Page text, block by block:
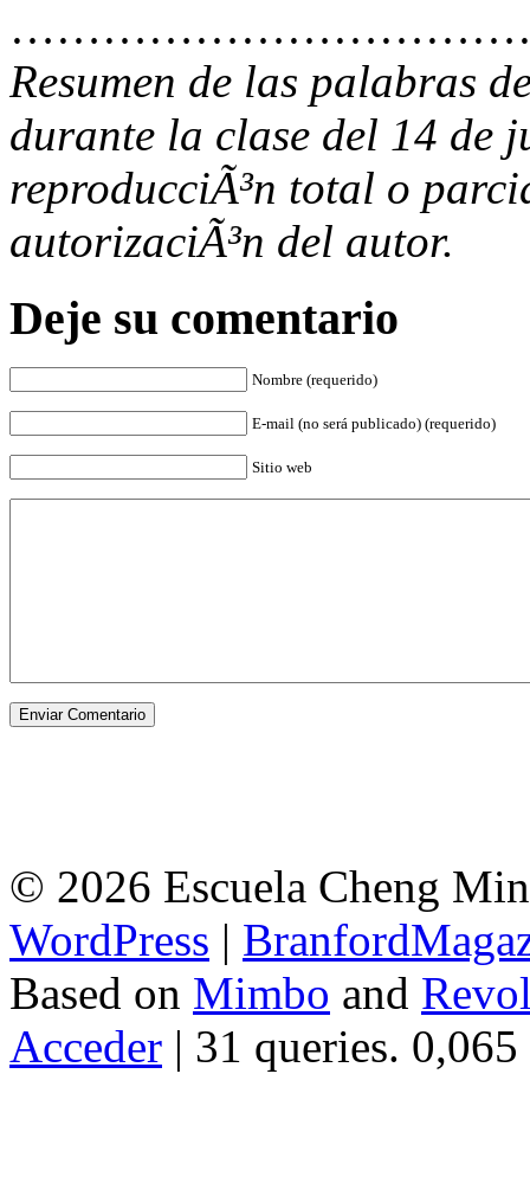
Resumen de las palabras
durante la clase del 14 de
reproducciÃ³n total o
autorizaciÃ³n del autor.
Deje su comentario
Nombre (requerido)
E-mail (no será publicado) (requerido)
Sitio web
© 2026 Escuela Cheng
WordPress |
Based on Mimbo and
Acceder | 31 queries. 0,065